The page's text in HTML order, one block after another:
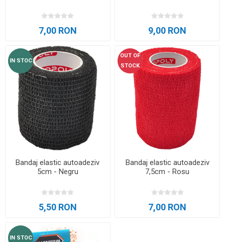
7,00 RON 9,00 RON
IN STOC
Bandaj elastic autoadeziv
5cm - Negru
5,50 RON
OUT OF
STOCK
Bandaj elastic autoadeziv
7,5cm - Rosu
7,00 RON
IN STOC